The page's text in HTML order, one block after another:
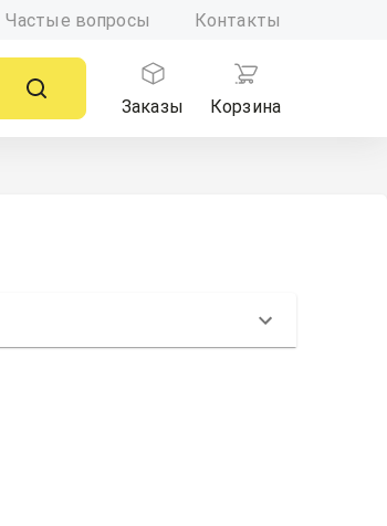
Частые вопросы Контакты
Заказы
Корзина